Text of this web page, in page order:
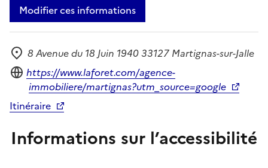
Modifier ces informations
Adresse
8 Avenue du 18 Juin 1940 33127 Martignas-sur-Jalle
Site internet
https://www.laforet.com/agence-
immobiliere/martignas?utm_source=google
Itinéraire
Informations sur l’accessibilité